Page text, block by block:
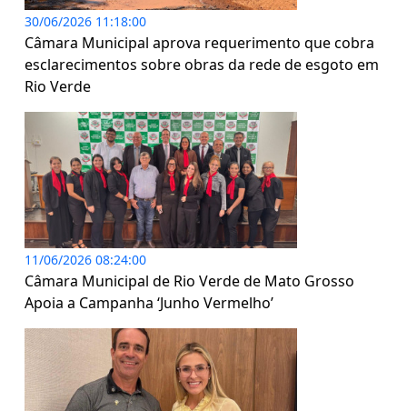
30/06/2026 11:18:00
Câmara Municipal aprova requerimento que cobra
esclarecimentos sobre obras da rede de esgoto em
Rio Verde
11/06/2026 08:24:00
Câmara Municipal de Rio Verde de Mato Grosso
Apoia a Campanha ‘Junho Vermelho’